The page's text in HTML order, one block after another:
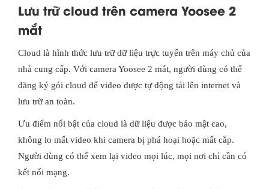
Lưu trữ cloud trên camera Yoosee 2
mắt
Cloud là hình thức lưu trữ dữ liệu trực tuyến trên máy chủ của
nhà cung cấp. Với camera Yoosee 2 mắt, người dùng có thể
đăng ký gói cloud để video được tự động tải lên internet và
lưu trữ an toàn.
Ưu điểm nổi bật của cloud là dữ liệu được bảo mật cao,
không lo mất video khi camera bị phá hoại hoặc mất cắp.
Người dùng có thể xem lại video mọi lúc, mọi nơi chỉ cần có
kết nối mạng.